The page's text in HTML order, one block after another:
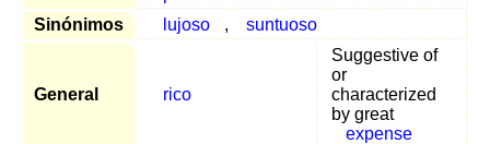
Sinónimos
lujoso , suntuoso
General rico
Suggestive of
or
characterized
by great
expense